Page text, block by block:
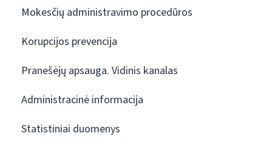
Mokesčių administravimo procedūros
Korupcijos prevencija
Pranešėjų apsauga. Vidinis kanalas
Administracinė informacija
Statistiniai duomenys